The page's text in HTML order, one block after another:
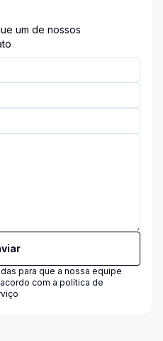
um de nossos
para que a nossa equipe
com a política de